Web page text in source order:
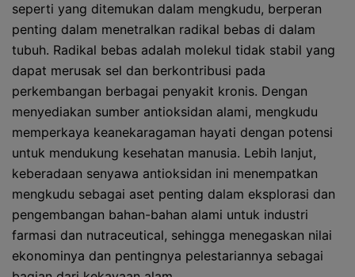
seperti yang ditemukan dalam mengkudu, berperan
penting dalam menetralkan radikal bebas di dalam
tubuh. Radikal bebas adalah molekul tidak stabil yang
dapat merusak sel dan berkontribusi pada
perkembangan berbagai penyakit kronis. Dengan
menyediakan sumber antioksidan alami, mengkudu
memperkaya keanekaragaman hayati dengan potensi
untuk mendukung kesehatan manusia. Lebih lanjut,
keberadaan senyawa antioksidan ini menempatkan
mengkudu sebagai aset penting dalam eksplorasi dan
pengembangan bahan-bahan alami untuk industri
farmasi dan nutraceutical, sehingga menegaskan nilai
ekonominya dan pentingnya pelestariannya sebagai